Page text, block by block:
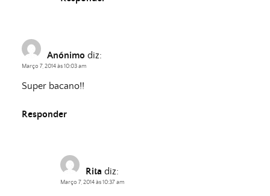
Anónimo diz:
Março 7, 2014 às 10:03 am
Super bacano!!
Responder
Rita diz:
Março 7, 2014 às 10:37 am